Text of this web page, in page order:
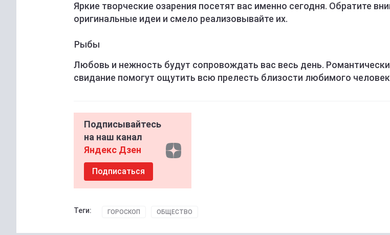
Яркие творческие озарения посетят вас именно сегодня. Обратите
оригинальные идеи и смело реализовывайте их.
Рыбы
Любовь и нежность будут сопровождать вас весь день.
свидание помогут ощутить всю прелесть близости любимого
Подписывайтесь
на наш канал
Яндекс Дзен
Подписаться
Теги: ГОРОСКОП ОБЩЕСТВО